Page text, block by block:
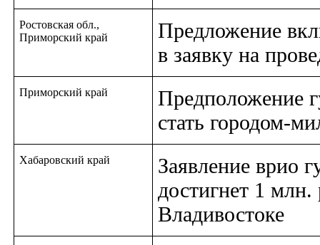
Ростовская обл.,
Приморский край
Предложение
в заявку на
Приморский край
Предположение
стать городом-
Хабаровский край
Заявление врио
достигнет 1
Владивостоке